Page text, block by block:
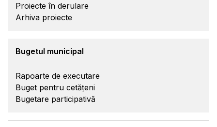
Proiecte în derulare
Arhiva proiecte
Bugetul municipal
Rapoarte de executare
Buget pentru cetățeni
Bugetare participativă